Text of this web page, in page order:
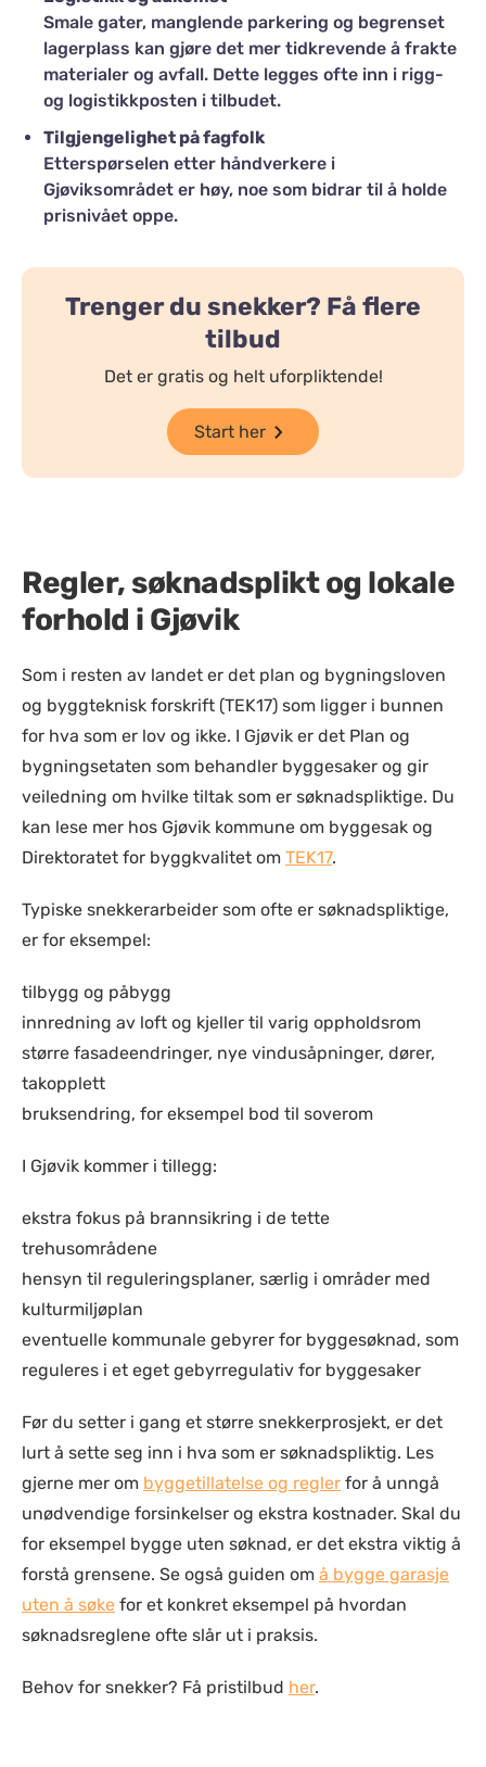
Smale gater, manglende parkering og begrenset
lagerplass kan gjøre det mer tidkrevende å frakte
materialer og avfall. Dette legges ofte inn i rigg-
og logistikkposten i tilbudet.
Tilgjengelighet på fagfolk
Etterspørselen etter håndverkere i
Gjøviksområdet er høy, noe som bidrar til å holde
prisnivået oppe.
Trenger du snekker? Få flere
tilbud
Det er gratis og helt uforpliktende!
Start her
Regler, søknadsplikt og lokale
forhold i Gjøvik
Som i resten av landet er det plan og bygningsloven
og byggteknisk forskrift (TEK17) som ligger i bunnen
for hva som er lov og ikke. I Gjøvik er det Plan og
bygningsetaten som behandler byggesaker og gir
veiledning om hvilke tiltak som er søknadspliktige. Du
kan lese mer hos Gjøvik kommune om byggesak og
Direktoratet for byggkvalitet om TEK17.
Typiske snekkerarbeider som ofte er søknadspliktige,
er for eksempel:
tilbygg og påbygg
innredning av loft og kjeller til varig oppholdsrom
større fasadeendringer, nye vindusåpninger, dører,
takopplett
bruksendring, for eksempel bod til soverom
I Gjøvik kommer i tillegg:
ekstra fokus på brannsikring i de tette
trehusområdene
hensyn til reguleringsplaner, særlig i områder med
kulturmiljøplan
eventuelle kommunale gebyrer for byggesøknad, som
reguleres i et eget gebyrregulativ for byggesaker
Før du setter i gang et større snekkerprosjekt, er det
lurt å sette seg inn i hva som er søknadspliktig. Les
gjerne mer om byggetillatelse og regler for å unngå
unødvendige forsinkelser og ekstra kostnader. Skal du
for eksempel bygge uten søknad, er det ekstra viktig å
forstå grensene. Se også guiden om å bygge garasje
uten å søke for et konkret eksempel på hvordan
søknadsreglene ofte slår ut i praksis.
Behov for snekker? Få pristilbud her.